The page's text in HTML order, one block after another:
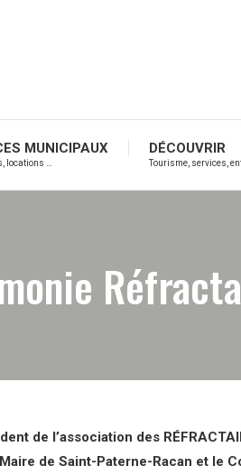
MUNICIPAUX
locations …
DÉCOUVRIR
Tourisme, services,
de l’association des
de Saint-Paterne-Racan et le